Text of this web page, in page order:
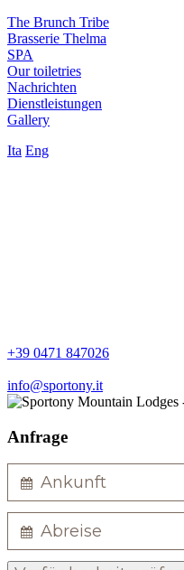
The Brunch Tribe
Brasserie Thelma
SPA
Our toiletries
Nachrichten
Dienstleistungen
Gallery
Ita Eng
+39 0471 847026
info@sportony.it
Anfrage